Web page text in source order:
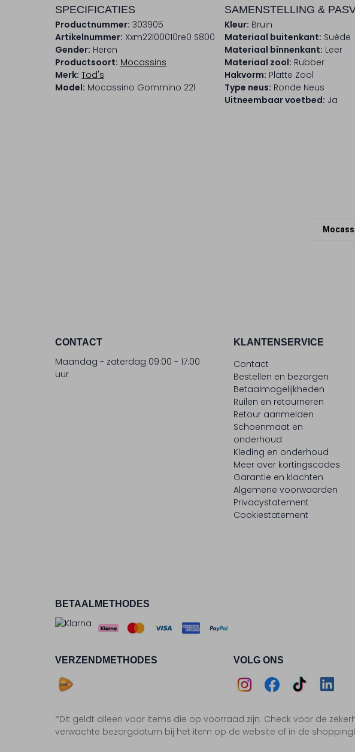
SPECIFICATIES
Productnummer: 303905
Artikelnummer: Xxm22l00010re0 S800
Gender: Heren
Productsoort: Mocassins
Merk: Tod's
Model: Mocassino Gommino 22l
SAMENSTELLING &
Kleur: Bruin
Materiaal buitenkant: Suède
Materiaal binnenkant: Leer
Materiaal zool: Rubber
Hakvorm: Platte Zool
Type neus: Ronde Neus
Uitneembaar voetbed: Ja
CONTACT
Maandag - zaterdag 09:00 - 17:00
uur
KLANTENSERVICE
Contact
Bestellen en bezorgen
Betaalmogelijkheden
Ruilen en retourneren
Retour aanmelden
Schoenmaat en
onderhoud
Kleding en onderhoud
Meer over kortingscodes
Garantie en klachten
Algemene voorwaarden
Privacystatement
Cookiestatement
BETAALMETHODES
VERZENDMETHODES VOLG ONS
Instagram
Facebook
TikTok
*Dit geldt alleen voor items die op voorraad zijn. Check voor de
verwachte bezorgdatum bij het item op de website of in de